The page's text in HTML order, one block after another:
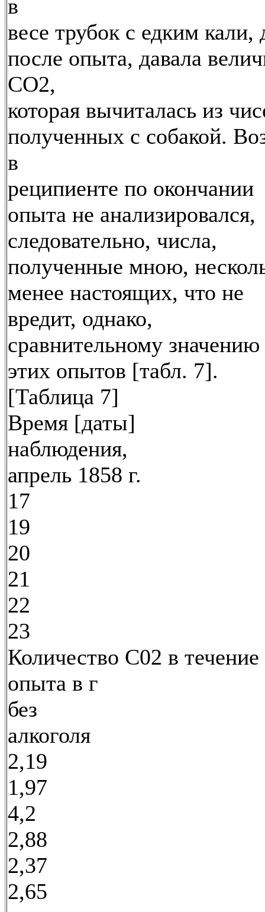
в
весе трубок с едким кали,
после опыта, давала
СО2,
которая вычиталась из
полученных с собакой.
в
реципиенте по окончании
опыта не анализировался,
следовательно, числа,
полученные мною,
менее настоящих, что не
вредит, однако,
сравнительному значению
этих опытов [табл. 7].
[Таблица 7]
Время [даты]
наблюдения,
апрель 1858 г.
17
19
20
21
22
23
Количество С02 в течение
опыта в г
без
алкоголя
2,19
1,97
4,2
2,88
2,37
2,65